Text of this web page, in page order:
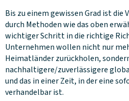
Bis zu einem gewissen Grad ist
durch Methoden wie das oben
wichtiger Schritt in die richtige
Unternehmen wollen nicht nur
Heimatländer zurückholen,
nachhaltigere/zuverlässigere
und das in einer Zeit, in der eine
verhandelbar ist.